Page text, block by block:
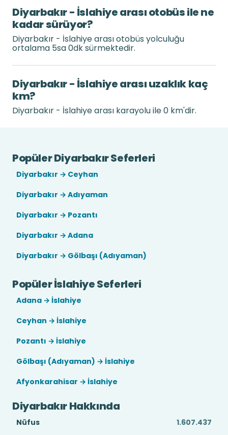
Diyarbakır - İslahiye arası otobüs ile ne
kadar sürüyor?
Diyarbakır - İslahiye arası otobüs yolculuğu
ortalama 5sa 0dk sürmektedir.
Diyarbakır - İslahiye arası uzaklık kaç
km?
Diyarbakır - İslahiye arası karayolu ile 0 km'dir.
Popüler Diyarbakır Seferleri
Diyarbakır → Ceyhan
Diyarbakır → Adıyaman
Diyarbakır → Pozantı
Diyarbakır → Adana
Diyarbakır → Gölbaşı (Adıyaman)
Popüler İslahiye Seferleri
Adana → İslahiye
Ceyhan → İslahiye
Pozantı → İslahiye
Gölbaşı (Adıyaman) → İslahiye
Afyonkarahisar → İslahiye
Diyarbakır Hakkında
Nüfus
1.607.437